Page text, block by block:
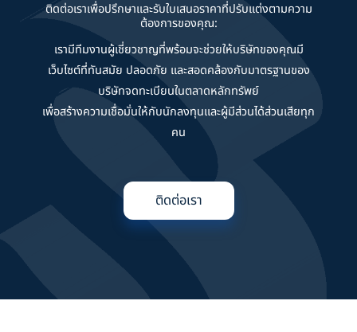
ติดต่อเราเพื่อปรึกษาและรับใบเสนอราคาที่ปรับแต่งตามความ
ต้องการของคุณ:
เรามีทีมงานผู้เชี่ยวชาญที่พร้อมจะช่วยให้บริษัทของคุณมี
เว็บไซต์ที่ทันสมัย ปลอดภัย และสอดคล้องกับมาตรฐานของ
บริษัทจดทะเบียนในตลาดหลักทรัพย์
เพื่อสร้างความเชื่อมั่นให้กับนักลงทุนและผู้มีส่วนได้ส่วนเสียทุก
คน
ติดต่อเรา